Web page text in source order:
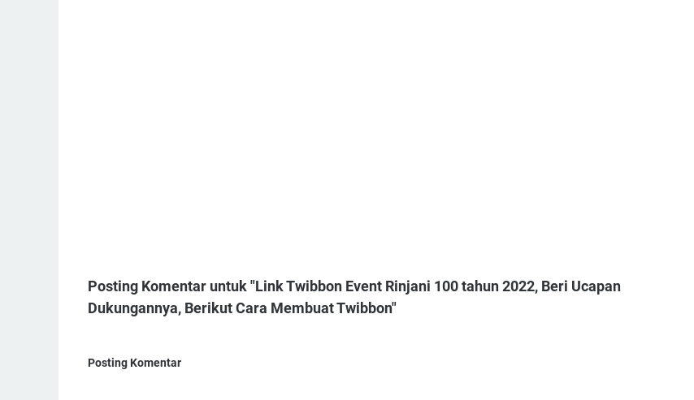
Posting Komentar untuk "Link Twibbon Event Rinjani 100 tahun 2022, Beri Ucapan
Dukungannya, Berikut Cara Membuat Twibbon"
Posting Komentar